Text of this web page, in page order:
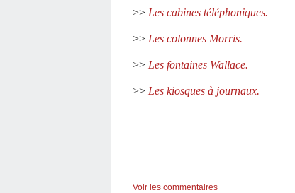
>> Les cabines téléphoniques.
>> Les colonnes Morris.
>> Les fontaines Wallace.
>> Les kiosques à journaux.
Voir les commentaires